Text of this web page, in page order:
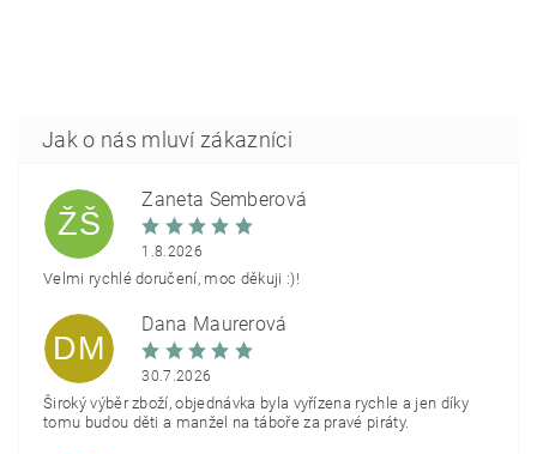
ŽŠ
Žaneta Šemberová
1.8.2026
Velmi rychlé doručení, moc děkuji :)!
DM
Dana Maurerová
30.7.2026
Široký výběr zboží, objednávka byla vyřízena rychle a jen díky
tomu budou děti a manžel na táboře za pravé piráty.